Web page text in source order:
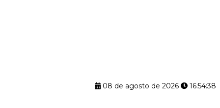
08 de agosto de 2026 16:54:39